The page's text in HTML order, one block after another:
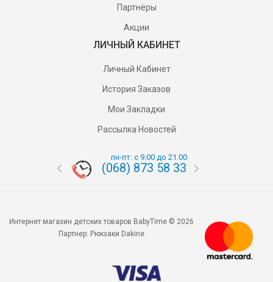
Партнёры
Акции
ЛИЧНЫЙ КАБИНЕТ
Личный Кабинет
История Заказов
Мои Закладки
Рассылка Новостей
пн-пт: с 9.00 до 21.00
(068) 873 58 33
Интернет магазин детских товаров BabyTime © 2026
Партнер: Рюкзаки Dakine